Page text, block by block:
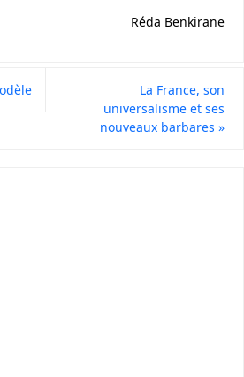
Réda Benkirane
La France, son
universalisme et ses
nouveaux barbares »